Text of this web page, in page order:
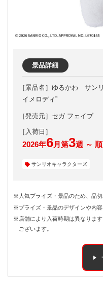
景品詳細
ゆるかわ サン
イメロディ”
［発売元］セガ フェイブ
2026年6月第3週 ～ 順
サンリオキャラクターズ
※人気プライズ・景品のため、品切
※プライズ・景品のデザインや内容
※店舗により入荷時期は異なりま
ございます。